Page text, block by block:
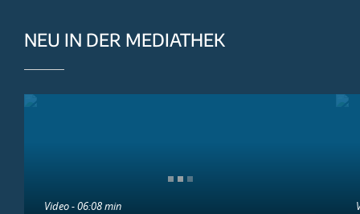
NEU IN DER MEDIATHEK
Video - 06:08 min